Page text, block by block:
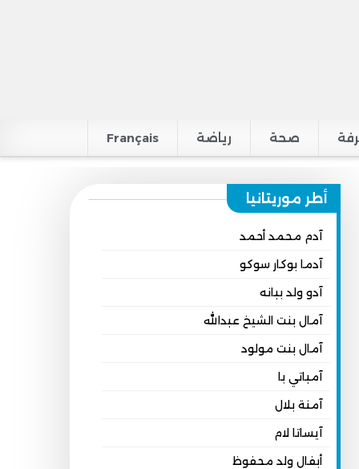
صحة رياضة Français
أطر موريتانيا
آدم محمد أحمد
آدما بوكار سوكو
آدو ولد ببانه
آمال بنت الشيخ عبدالله
آمال بنت مولود
آمباتي با
آمنة بلال
آيساتا لام
أبفال ولد محفوظ